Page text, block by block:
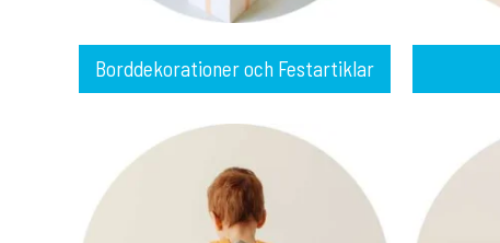
Borddekorationer och Festartiklar